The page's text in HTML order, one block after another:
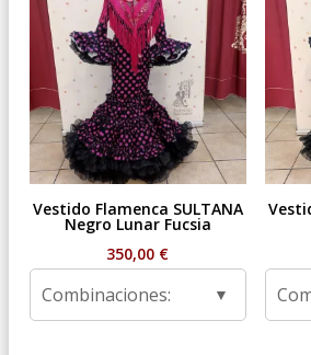
Vestido Flamenca SULTANA
Negro Lunar Fucsia
350,00 €
Combinaciones: